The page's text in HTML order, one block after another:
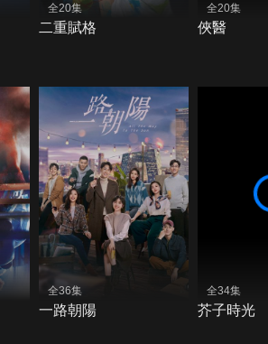
全20集
二重賦格
全20集
俠醫
全36集
一路朝陽
全34集
芥子時光